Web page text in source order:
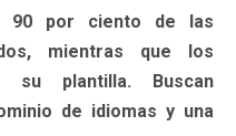
90 por ciento de las
mientras que los
su plantilla. Buscan
de idiomas y una